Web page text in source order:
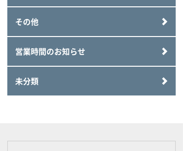
その他
営業時間のお知らせ
未分類